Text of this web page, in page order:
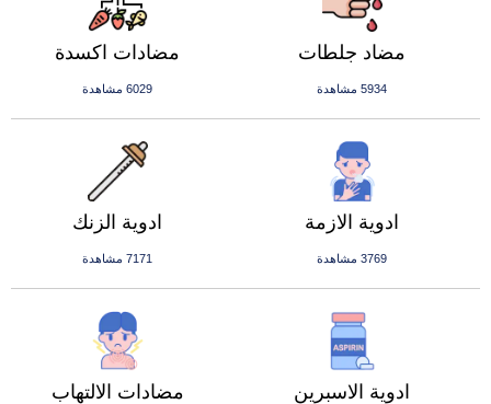
مضادات اكسدة
6029 مشاهدة
مضاد جلطات
5934 مشاهدة
ادوية الزنك
7171 مشاهدة
ادوية الازمة
3769 مشاهدة
مضادات الالتهاب ادوية الاسبرين